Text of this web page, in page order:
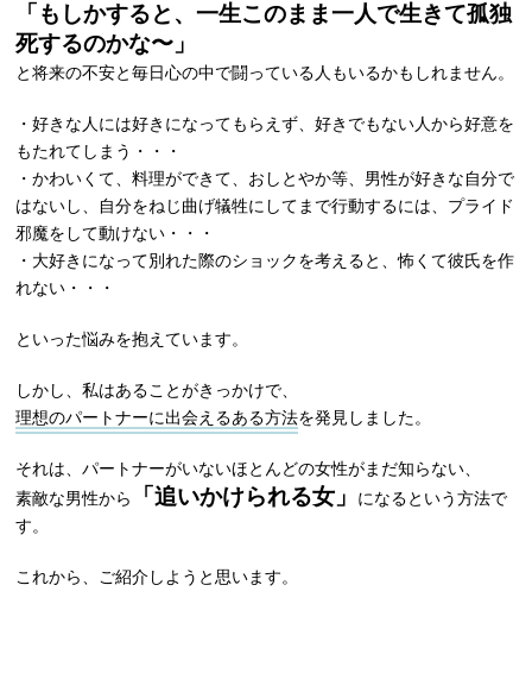
「もしかすると、一生このまま一人で生きて孤独
死するのかな〜」
と将来の不安と毎日心の中で闘っている人もいるかもしれません。
・好きな人には好きになってもらえず、好きでもない人から好意を
もたれてしまう・・・
・かわいくて、料理ができて、おしとやか等、男性が好きな自分で
はないし、自分をねじ曲げ犠牲にしてまで行動するには、プライド
邪魔をして動けない・・・
・大好きになって別れた際のショックを考えると、怖くて彼氏を作
れない・・・
といった悩みを抱えています。
しかし、私はあることがきっかけで、
理想のパートナーに出会えるある方法を発見しました。
それは、パートナーがいないほとんどの女性がまだ知らない、
素敵な男性から
「追いかけられる女」
になるという方法で
す。
これから、ご紹介しようと思います。